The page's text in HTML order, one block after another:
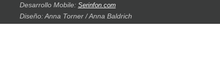
Desarrollo Mobile: Serinfon.com
Diseño: Anna Torner / Anna Baldrich